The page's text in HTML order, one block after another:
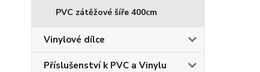
PVC zátěžové šíře 400cm
Vinylové dílce
Příslušenství k PVC a Vinylu